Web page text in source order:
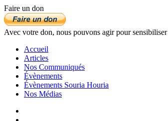
Faire un don
Avec votre don, nous pouvons agir pour
Accueil
Articles
Nos Communiqués
Évènements
Évènements Souria Houria
Nos Médias